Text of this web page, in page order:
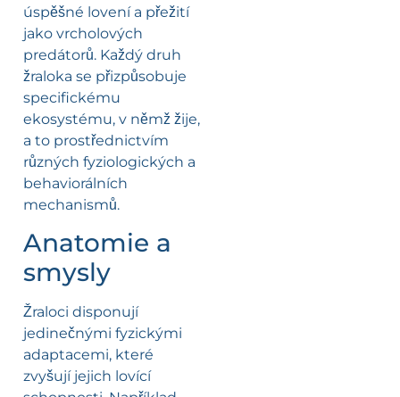
úspěšné lovení a přežití
jako vrcholových
predátorů. Každý druh
žraloka se přizpůsobuje
specifickému
ekosystému, v němž žije,
a to prostřednictvím
různých fyziologických a
behaviorálních
mechanismů.
Anatomie a
smysly
Žraloci disponují
jedinečnými fyzickými
adaptacemi, které
zvyšují jejich lovící